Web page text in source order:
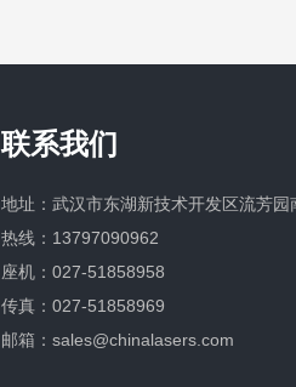
联系我们
地址：武汉市东湖新技术开发区流芳园
热线： 13797090962
座机：027-51858958
传真：027-51858969
邮箱：sales@chinalasers.com